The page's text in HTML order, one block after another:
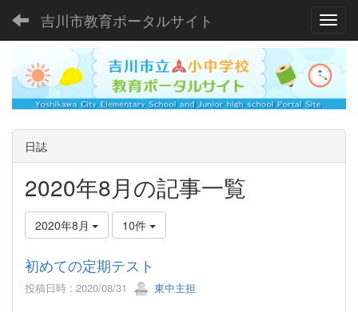
吉川市教育ポータルサイト
日誌
2020年8月の記事一覧
2020年8月 10件
初めての定期テスト
投稿日時 : 2020/08/31 東中主担